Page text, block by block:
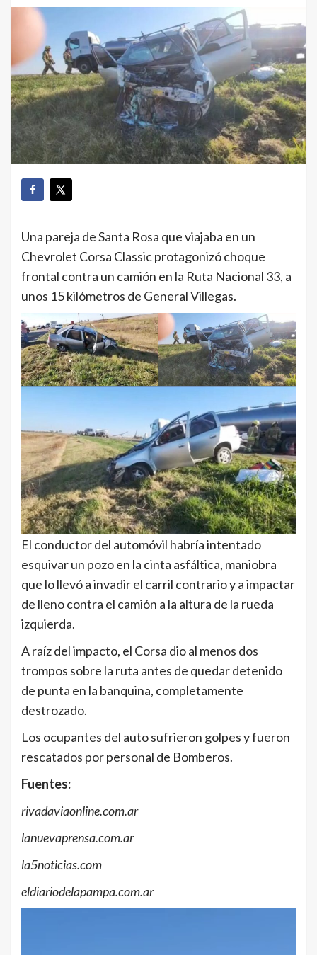
Una pareja de Santa Rosa que viajaba en un
Chevrolet Corsa Classic protagonizó choque
frontal contra un camión en la Ruta Nacional 33, a
unos 15 kilómetros de General Villegas.
El conductor del automóvil habría intentado
esquivar un pozo en la cinta asfáltica, maniobra
que lo llevó a invadir el carril contrario y a impactar
de lleno contra el camión a la altura de la rueda
izquierda.
A raíz del impacto, el Corsa dio al menos dos
trompos sobre la ruta antes de quedar detenido
de punta en la banquina, completamente
destrozado.
Los ocupantes del auto sufrieron golpes y fueron
rescatados por personal de Bomberos.
Fuentes:
rivadaviaonline.com.ar
lanuevaprensa.com.ar
la5noticias.com
eldiariodelapampa.com.ar